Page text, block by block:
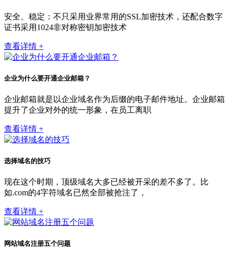
安全、稳定：不只采用业界常用的SSL加密技术，还配合数字
证书采用1024非对称密钥加密技术
查看详情 +
企业为什么要开通企业邮箱？
企业邮箱就是以企业域名作为后缀的电子邮件地址。企业邮箱
提升了企业对外的统一形象，在员工离职
查看详情 +
选择域名的技巧
现在这个时期，顶级域名大多已经被开采的差不多了。比
如.com的4字符域名已然全部被抢注了，
查看详情 +
网站域名注册五个问题